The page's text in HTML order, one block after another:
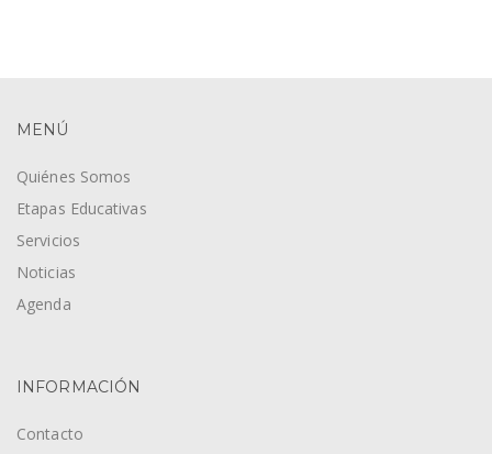
MENÚ
Quiénes Somos
Etapas Educativas
Servicios
Noticias
Agenda
INFORMACIÓN
Contacto